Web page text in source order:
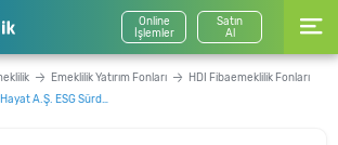
Online
İşlemler
Satın
Al
Emeklilik Yatırım Fonları
HDI Fibaemeklilik Fonları
Fon Sepeti Emeklilik Yatırım Fonu